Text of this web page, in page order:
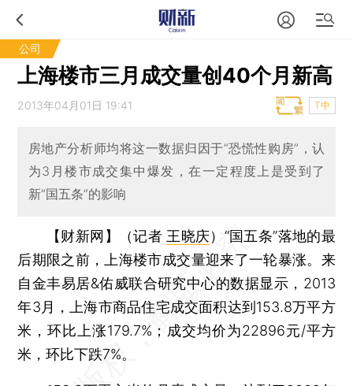
公司
上海楼市三月成交量创40个月新高
2013年04月01日 19:41 T中
房地产分析师均将这一数据归因于“恐慌性购房”，认
为3月楼市成交集中爆发，在一定程度上是受到了
新“国五条”的影响
【财新网】（记者 王晓庆） “国五条”落地的最
后期限之前，上海楼市成交量迎来了一轮暴涨。来
自金丰易居&佑威联合研究中心的数据显示，2013
年3月，上海市商品住宅成交面积达到153.8万平方
米，环比上涨179.7%；成交均价为22896元/平方
米，环比下跌7%。